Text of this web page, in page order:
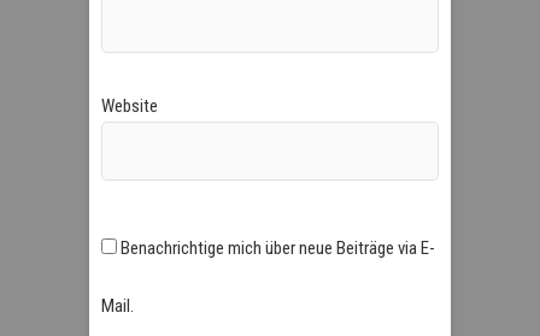
Website
Benachrichtige mich über neue Beiträge via E-
Mail.